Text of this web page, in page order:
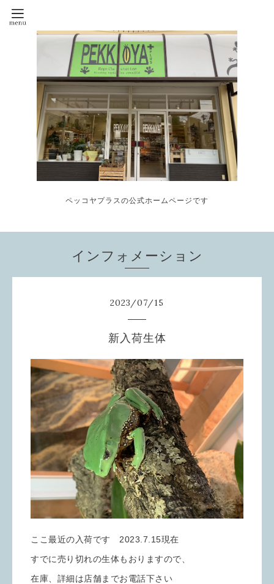
ペッコヤプラスの公式ホームページです
インフォメーション
2023/07/15
新入荷生体
ここ最近の入荷です 2023.7.15現在
すでに売り切れの生体もおりますので、
在庫、詳細は店舗までお電話下さい